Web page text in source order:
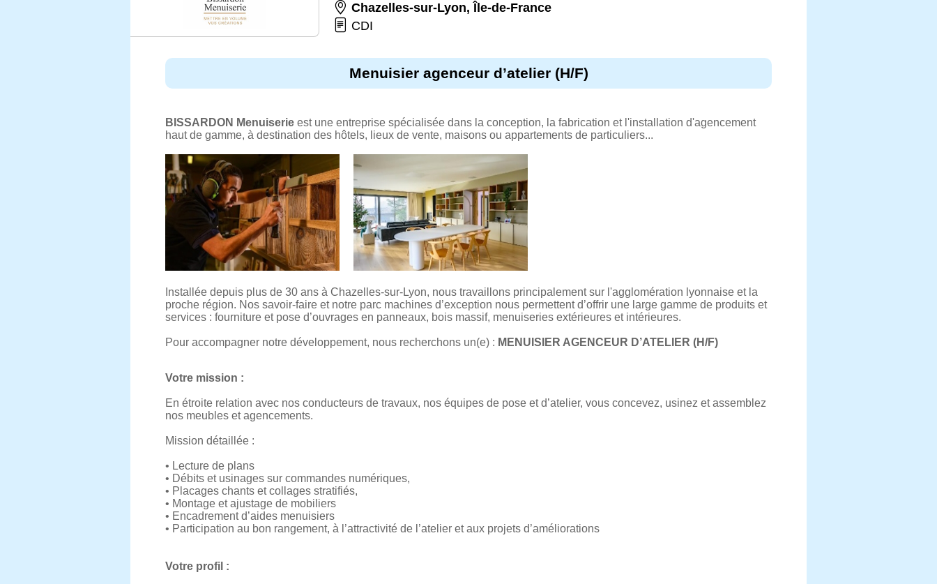
Chazelles-sur-Lyon, Île-de-France
CDI
Menuisier agenceur d’atelier (H/F)
BISSARDON Menuiserie est une entreprise spécialisée dans la conception, la fabrication et l'installation d'agencement
haut de gamme, à destination des hôtels, lieux de vente, maisons ou appartements de particuliers...
Installée depuis plus de 30 ans à Chazelles-sur-Lyon, nous travaillons principalement sur l'agglomération lyonnaise et la
proche région. Nos savoir-faire et notre parc machines d’exception nous permettent d’offrir une large gamme de produits et
services : fourniture et pose d’ouvrages en panneaux, bois massif, menuiseries extérieures et intérieures.
Pour accompagner notre développement, nous recherchons un(e) : MENUISIER AGENCEUR D’ATELIER (H/F)
Votre mission :
En étroite relation avec nos conducteurs de travaux, nos équipes de pose et d’atelier, vous concevez, usinez et assemblez
nos meubles et agencements.
Mission détaillée :
• Lecture de plans
• Débits et usinages sur commandes numériques,
• Placages chants et collages stratifiés,
• Montage et ajustage de mobiliers
• Encadrement d’aides menuisiers
• Participation au bon rangement, à l’attractivité de l’atelier et aux projets d’améliorations
Votre profil :